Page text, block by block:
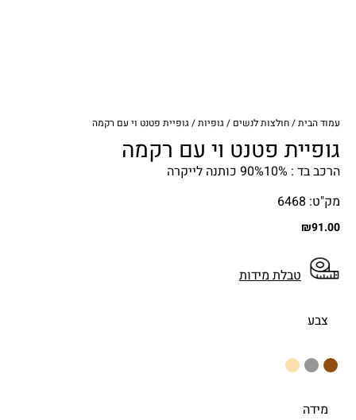
עמוד הבית/חולצות לנשים / גופיות/ גופיית פטנט וי עם רקמה
גופיית פטנט וי עם רקמה
הרכב בד : 90%10% כותנה לייקרה
מק"ט: 6468
₪91.00
טבלת מידות
צבע
מידה